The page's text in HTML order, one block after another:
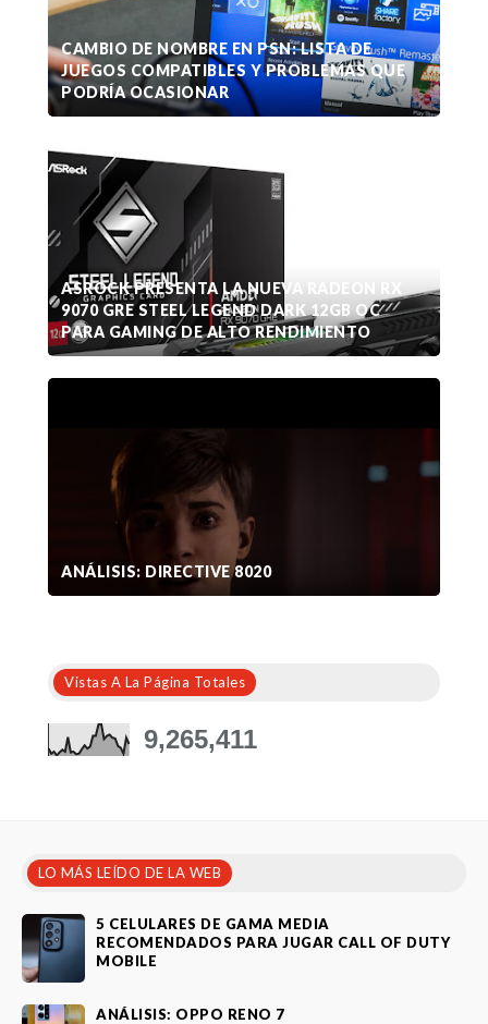
CAMBIO DE NOMBRE EN PSN: LISTA DE
JUEGOS COMPATIBLES Y PROBLEMAS QUE
PODRÍA OCASIONAR
ASROCK PRESENTA LA NUEVA RADEON RX
9070 GRE STEEL LEGEND DARK 12GB OC
PARA GAMING DE ALTO RENDIMIENTO
ANÁLISIS: DIRECTIVE 8020
Vistas A La Página Totales
9,265,411
LO MÁS LEÍDO DE LA WEB
5 CELULARES DE GAMA MEDIA
RECOMENDADOS PARA JUGAR CALL OF DUTY
MOBILE
ANÁLISIS: OPPO RENO 7